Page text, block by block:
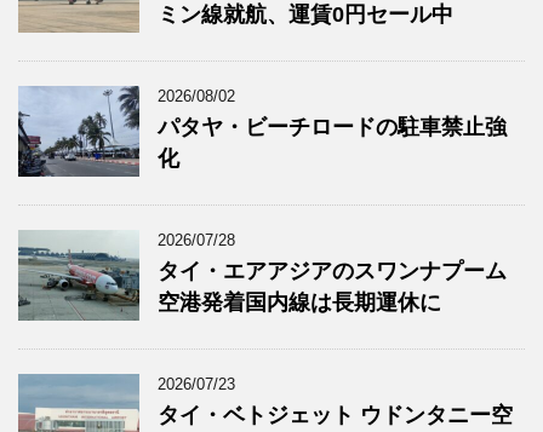
ミン線就航、運賃0円セール中
2026/08/02
パタヤ・ビーチロードの駐車禁止強
化
2026/07/28
タイ・エアアジアのスワンナプーム
空港発着国内線は長期運休に
2026/07/23
タイ・ベトジェット ウドンタニー空